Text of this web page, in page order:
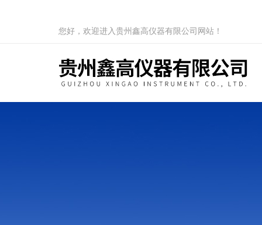
您好，欢迎进入贵州鑫高仪器有限公司网站！